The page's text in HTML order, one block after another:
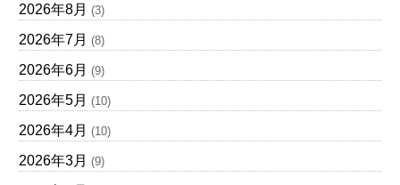
2026年8月 (3)
2026年7月 (8)
2026年6月 (9)
2026年5月 (10)
2026年4月 (10)
2026年3月 (9)